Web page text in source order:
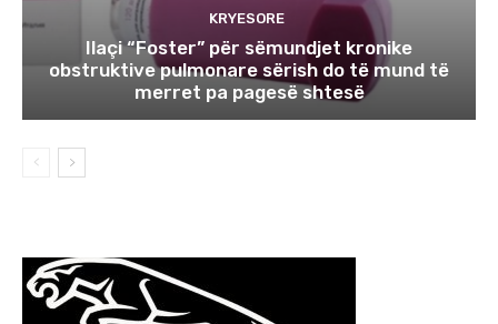
KRYESORE
Ilaçi “Foster” për sëmundjet kronike
obstruktive pulmonare sërish do të mund të
merret pa pagesë shtesë